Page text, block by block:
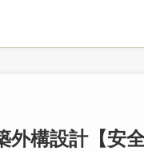
外構設計【安